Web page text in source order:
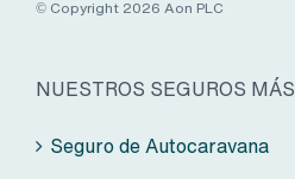
© Copyright 2026 Aon PLC
NUESTROS SEGUROS
Seguro de Autocaravana